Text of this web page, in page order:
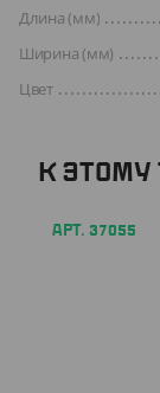
Длина (мм)
Ширина (мм)
Цвет
К ЭТОМУ
АРТ. 37055